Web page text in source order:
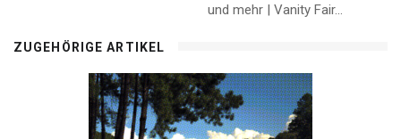
und mehr | Vanity Fair...
ZUGEHÖRIGE ARTIKEL